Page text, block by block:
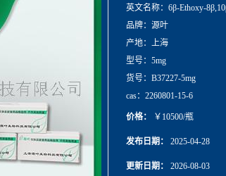
英文名称： 6β-Ethoxy-
品牌： 源叶
产地： 上海
型号： 5mg
货号： B37227-5mg
cas： 2260801-15-6
价格： ￥10500/瓶
发布日期： 2025-04-28
更新日期： 2026-08-03